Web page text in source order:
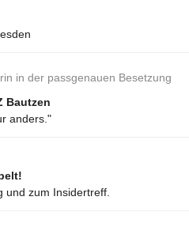
in der passgenauen Besetzung
Bautzen
anders."
und zum Insidertreff.